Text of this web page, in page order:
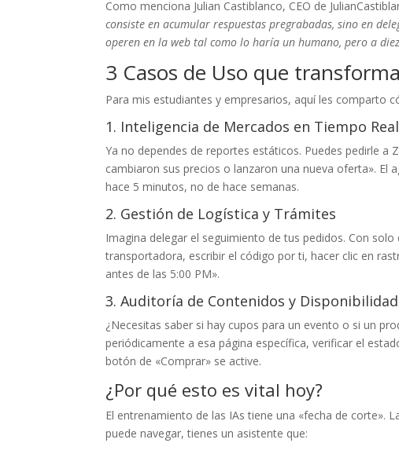
Como menciona Julian Castiblanco, CEO de
consiste en acumular respuestas pregrabadas, sino en
operen en la web tal como lo haría un humano, pero a diez
3 Casos de Uso que
Para mis estudiantes y empresarios, aquí les comparto
1. Inteligencia de Mercados en Tiempo Real
Ya no dependes de reportes estáticos. Puedes pedirle
cambiaron sus precios o lanzaron una nueva oferta».
hace 5 minutos, no de hace semanas.
2. Gestión de Logística y Trámites
Imagina delegar el seguimiento de tus pedidos. Con
transportadora, escribir el código por ti, hacer clic en
antes de las 5:00 PM».
3. Auditoría de Contenidos y Disponibilidad
¿Necesitas saber si hay cupos para un evento o si un
periódicamente a esa página específica, verificar el
botón de «Comprar» se active.
¿Por qué esto es vital hoy?
El entrenamiento de las IAs tiene una «fecha de corte».
puede navegar, tienes un asistente que: